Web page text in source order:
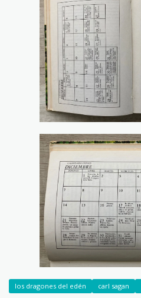
los dragones del edén carl sagan